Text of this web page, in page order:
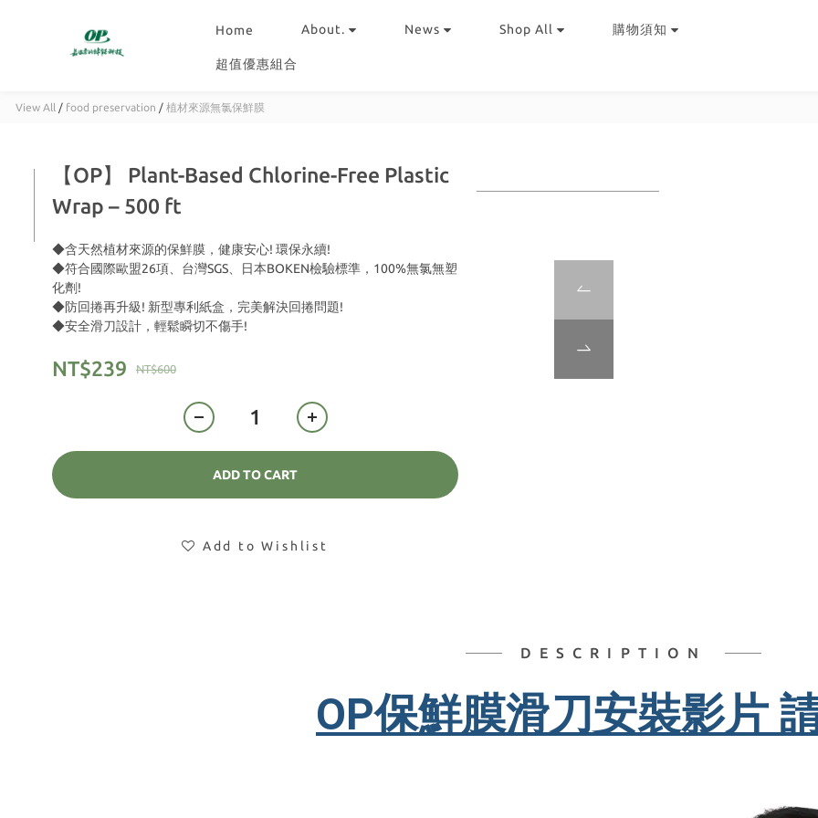
Home About. News Shop All 購物須知
超值優惠組合
View All / food preservation / 植材來源無氯保鮮膜
【OP】 Plant-Based Chlorine-Free Plastic
Wrap – 500 ft
◆含天然植材來源的保鮮膜，健康安心! 環保永續!
◆符合國際歐盟26項、台灣SGS、日本BOKEN檢驗標準，100%無氯無塑
化劑!
◆防回捲再升級! 新型專利紙盒，完美解決回捲問題!
◆安全滑刀設計，輕鬆瞬切不傷手!
NT$600
NT$239
ADD TO CART
Add to Wishlist
DESCRIPTION
OP保鮮膜滑刀安裝影片